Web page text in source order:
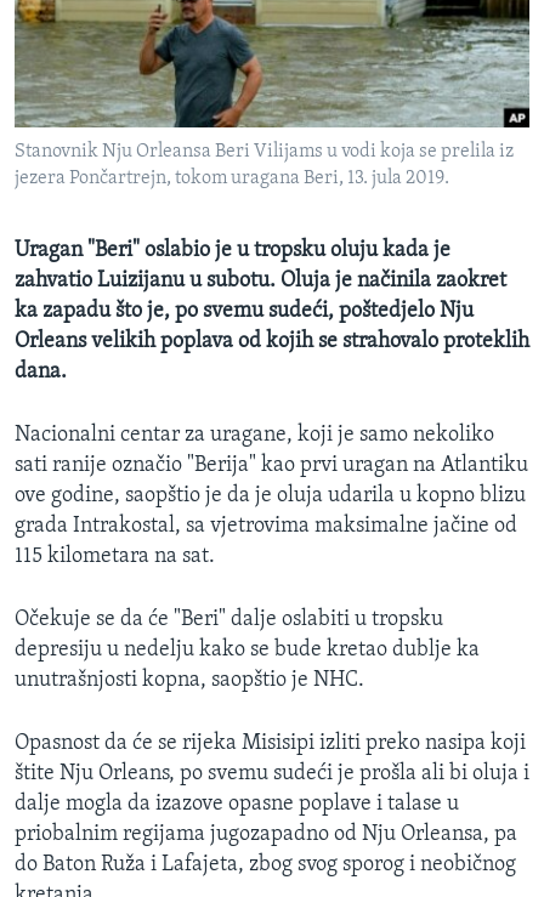
MAGAZIN
O GLASU AMERIKE
Learning English
Jezici
Stanovnik Nju Orleansa Beri Vilijams u vodi koja se prelila iz
jezera Pončartrejn, tokom uragana Beri, 13. jula 2019.
Uragan "Beri" oslabio je u tropsku oluju kada je
zahvatio Luizijanu u subotu. Oluja je načinila zaokret
ka zapadu što je, po svemu sudeći, poštedjelo Nju
Orleans velikih poplava od kojih se strahovalo proteklih
dana.
Nacionalni centar za uragane, koji je samo nekoliko
sati ranije označio "Berija" kao prvi uragan na Atlantiku
ove godine, saopštio je da je oluja udarila u kopno blizu
grada Intrakostal, sa vjetrovima maksimalne jačine od
115 kilometara na sat.
Očekuje se da će "Beri" dalje oslabiti u tropsku
depresiju u nedelju kako se bude kretao dublje ka
unutrašnjosti kopna, saopštio je NHC.
Opasnost da će se rijeka Misisipi izliti preko nasipa koji
štite Nju Orleans, po svemu sudeći je prošla ali bi oluja i
dalje mogla da izazove opasne poplave i talase u
priobalnim regijama jugozapadno od Nju Orleansa, pa
do Baton Ruža i Lafajeta, zbog svog sporog i neobičnog